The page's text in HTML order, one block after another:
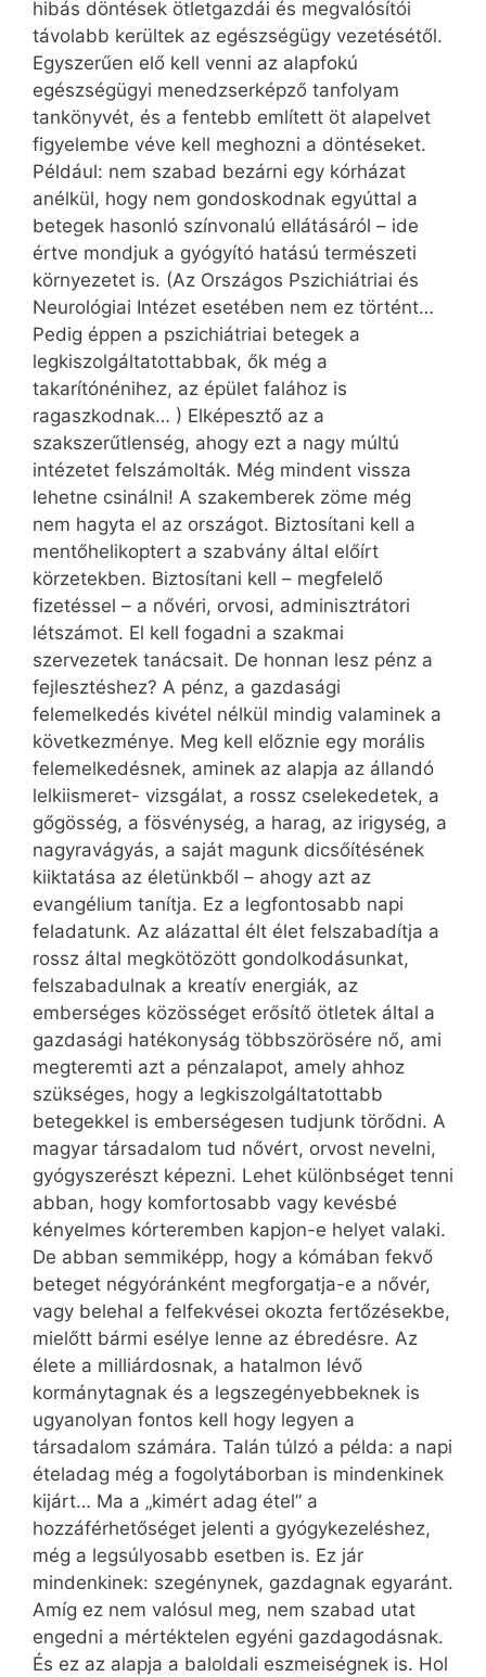
hibás döntések ötletgazdái és megvalósítói
távolabb kerültek az egészségügy vezetésétől.
Egyszerűen elő kell venni az alapfokú
egészségügyi menedzserképző tanfolyam
tankönyvét, és a fentebb említett öt alapelvet
figyelembe véve kell meghozni a döntéseket.
Például: nem szabad bezárni egy kórházat
anélkül, hogy nem gondoskodnak egyúttal a
betegek hasonló színvonalú ellátásáról – ide
értve mondjuk a gyógyító hatású természeti
környezetet is. (Az Országos Pszichiátriai és
Neurológiai Intézet esetében nem ez történt…
Pedig éppen a pszichiátriai betegek a
legkiszolgáltatottabbak, ők még a
takarítónénihez, az épület falához is
ragaszkodnak… ) Elképesztő az a
szakszerűtlenség, ahogy ezt a nagy múltú
intézetet felszámolták. Még mindent vissza
lehetne csinálni! A szakemberek zöme még
nem hagyta el az országot. Biztosítani kell a
mentőhelikoptert a szabvány által előírt
körzetekben. Biztosítani kell – megfelelő
fizetéssel – a nővéri, orvosi, adminisztrátori
létszámot. El kell fogadni a szakmai
szervezetek tanácsait. De honnan lesz pénz a
fejlesztéshez? A pénz, a gazdasági
felemelkedés kivétel nélkül mindig valaminek a
következménye. Meg kell előznie egy morális
felemelkedésnek, aminek az alapja az állandó
lelkiismeret- vizsgálat, a rossz cselekedetek, a
gőgösség, a fösvénység, a harag, az irigység, a
nagyravágyás, a saját magunk dicsőítésének
kiiktatása az életünkből – ahogy azt az
evangélium tanítja. Ez a legfontosabb napi
feladatunk. Az alázattal élt élet felszabadítja a
rossz által megkötözött gondolkodásunkat,
felszabadulnak a kreatív energiák, az
emberséges közösséget erősítő ötletek által a
gazdasági hatékonyság többszörösére nő, ami
megteremti azt a pénzalapot, amely ahhoz
szükséges, hogy a legkiszolgáltatottabb
betegekkel is emberségesen tudjunk törődni. A
magyar társadalom tud nővért, orvost nevelni,
gyógyszerészt képezni. Lehet különbséget tenni
abban, hogy komfortosabb vagy kevésbé
kényelmes kórteremben kapjon-e helyet valaki.
De abban semmiképp, hogy a kómában fekvő
beteget négyóránként megforgatja-e a nővér,
vagy belehal a felfekvései okozta fertőzésekbe,
mielőtt bármi esélye lenne az ébredésre. Az
élete a milliárdosnak, a hatalmon lévő
kormánytagnak és a legszegényebbeknek is
ugyanolyan fontos kell hogy legyen a
társadalom számára. Talán túlzó a példa: a napi
ételadag még a fogolytáborban is mindenkinek
kijárt… Ma a „kimért adag étel” a
hozzáférhetőséget jelenti a gyógykezeléshez,
még a legsúlyosabb esetben is. Ez jár
mindenkinek: szegénynek, gazdagnak egyaránt.
Amíg ez nem valósul meg, nem szabad utat
engedni a mértéktelen egyéni gazdagodásnak.
És ez az alapja a baloldali eszmeiségnek is. Hol